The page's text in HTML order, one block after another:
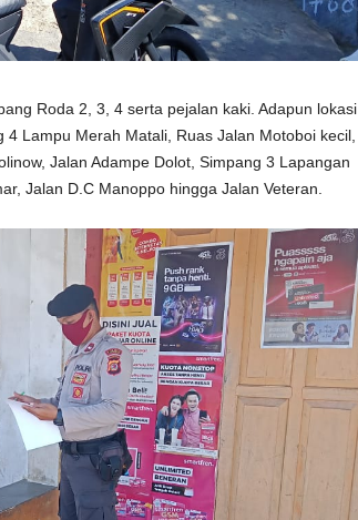
Roda 2, 3, 4 serta pejalan kaki. Adapun lokasi
Lampu Merah Matali, Ruas Jalan Motoboi kecil,
Jalan Adampe Dolot, Simpang 3 Lapangan
Jalan D.C Manoppo hingga Jalan Veteran.